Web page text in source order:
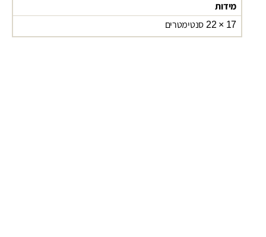
מידות
17 × 22 סנטימטרים